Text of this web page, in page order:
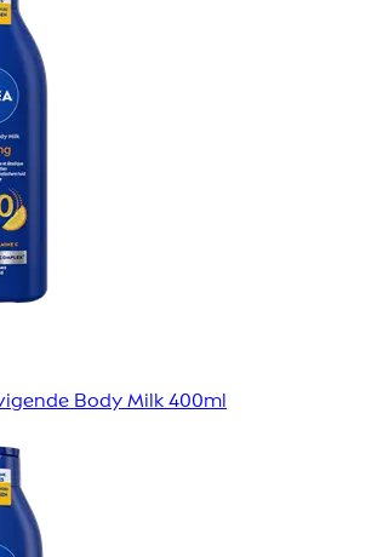
Body Milk 400ml